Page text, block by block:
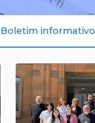
Boletim informativo